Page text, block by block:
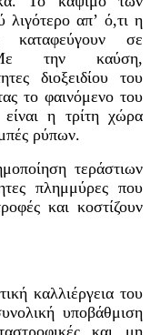
λιγότερο απ’ ό,τι η
σε
Με την καύση,
διοξειδίου του
το φαινόμενο του
η τρίτη χώρα
ρύπων.
τεράστιων
πλημμύρες που
και κοστίζουν
καλλιέργεια του
υποβάθμιση